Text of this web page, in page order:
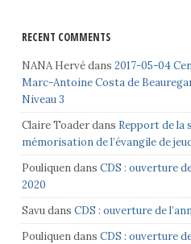
RECENT COMMENTS
NANA Hervédans 2017-05-04
Marc-Antoine Costa de
Niveau 3
Claire Toaderdans Repport de la
mémorisation de l’évangile de
Pouliquendans CDS : ouverture
2020
Savudans CDS : ouverture de
Pouliquendans CDS : ouverture